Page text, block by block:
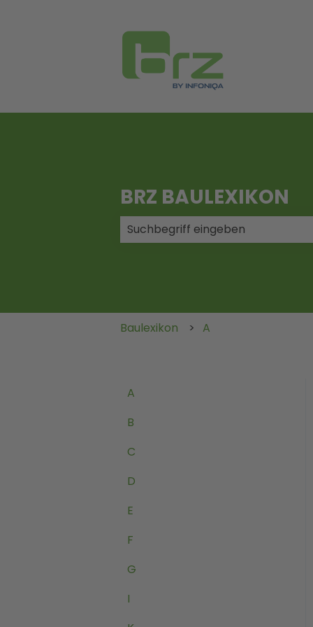
BRZ BAULEXIKON
Baulexikon A
A
B
C
D
E
F
G
I